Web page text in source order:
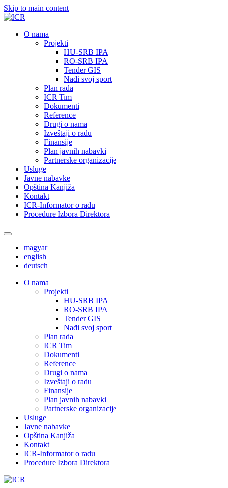
Skip to main content
О nama
Projekti
HU-SRB IPA
RO-SRB IPA
Tender GIS
Nađi svoj sport
Plan rada
ICR Tim
Dokumenti
Reference
Drugi o nama
Izveštaji o radu
Finansije
Plan javnih nabavki
Partnerske organizacije
Usluge
Javne nabavke
Opština Kanjiža
Kontakt
ICR-Informator o radu
Procedure Izbora Direktora
magyar
english
deutsch
О nama
Projekti
HU-SRB IPA
RO-SRB IPA
Tender GIS
Nađi svoj sport
Plan rada
ICR Tim
Dokumenti
Reference
Drugi o nama
Izveštaji o radu
Finansije
Plan javnih nabavki
Partnerske organizacije
Usluge
Javne nabavke
Opština Kanjiža
Kontakt
ICR-Informator o radu
Procedure Izbora Direktora